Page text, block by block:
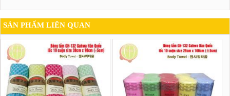
SẢN PHẨM LIÊN QUAN